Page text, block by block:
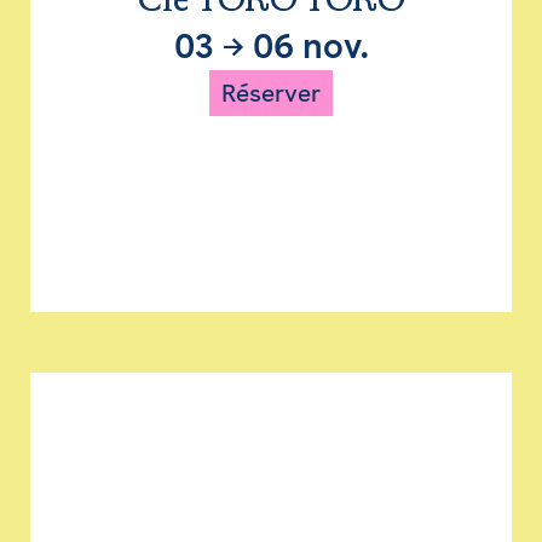
03 → 06 nov.
Réserver